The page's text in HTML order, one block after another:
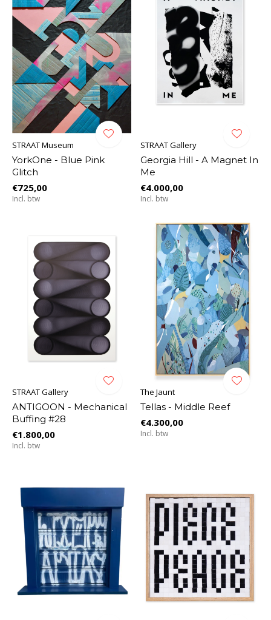
STRAAT Museum
YorkOne - Blue Pink
Glitch
€725,00
Incl. btw
STRAAT Gallery
Georgia Hill - A Magnet In
Me
€4.000,00
Incl. btw
STRAAT Gallery
ANTIGOON - Mechanical
Buffing #28
€1.800,00
Incl. btw
The Jaunt
Tellas - Middle Reef
€4.300,00
Incl. btw